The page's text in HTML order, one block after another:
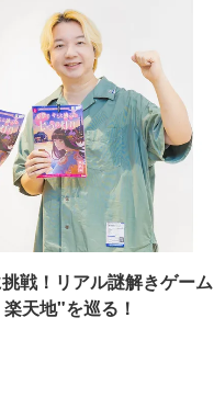
戦！リアル謎解きゲーム
天地"を巡る！